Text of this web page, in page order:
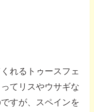
れるトゥースフェ
てリスやウサギな
すが、スペインを